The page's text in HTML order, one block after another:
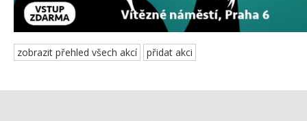
zobrazit přehled všech akcí přidat akci